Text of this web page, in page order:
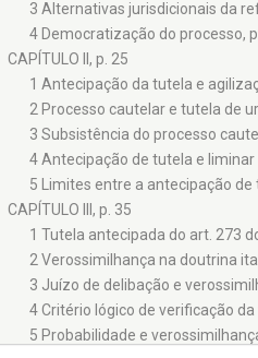
3 Alternativas jurisdicionais da
4 Democratização do processo,
CAPÍTULO II, p. 25
1 Antecipação da tutela e
2 Processo cautelar e tutela de
3 Subsistência do processo
4 Antecipação de tutela e
5 Limites entre a antecipação
CAPÍTULO III, p. 35
1 Tutela antecipada do art. 273
2 Verossimilhança na doutrina
3 Juízo de delibação e
4 Critério lógico de verificação
5 Probabilidade e